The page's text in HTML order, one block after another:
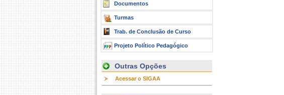
Documentos
Turmas
Trab. de Conclusão de Curso
Projeto Político Pedagógico
Outras Opções
Acessar o SIGAA